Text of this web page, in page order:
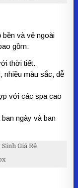
bền và vẻ ngoài
gồm:
thời tiết.
nhiều màu sắc, dễ
với các spa cao
ngày và ban